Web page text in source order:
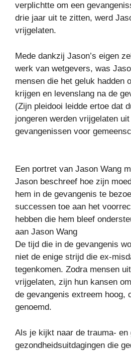
verplichtte om een
drie jaar uit te zitten, werd
vrijgelaten.
Mede dankzij Jason’s eigen
werk van wetgevers, was
mensen die het geluk hadden
krijgen en levenslang na de
(Zijn pleidooi leidde ertoe dat
jongeren werden vrijgelaten
gevangenissen voor
Een portret van Jason Wang
Jason beschreef hoe zijn
hem in de gevangenis te
successen toe aan het
hebben die hem bleef
aan Jason Wang
De tijd die in de gevangenis
niet de enige strijd die ex-
tegenkomen. Zodra mensen
vrijgelaten, zijn hun kansen
de gevangenis extreem hoog,
genoemd.
Als je kijkt naar de trauma- en
gezondheidsuitdagingen die